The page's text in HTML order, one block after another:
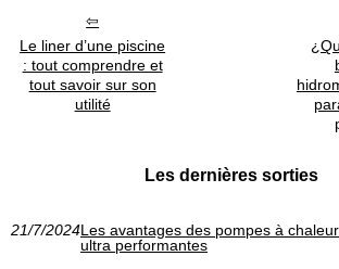
Le liner d’une piscine
: tout comprendre et
tout savoir sur son
utilité
Les dernières sorties
21/7/2024Les avantages des pompes à
ultra performantes